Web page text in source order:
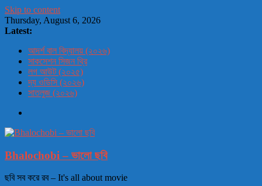
Skip to content
Thursday, August 6, 2026
Latest:
আদর্শ বাল বিদ্যালয় (২০২৬)
সাকসেশন সিজন থ্রি
লগ আউট (২০২৫)
দ্য ওডিসি (২০২৬)
সাতলুজ (২০২৬)
Bhalochobi – ভালো ছবি
ছবি সব করে রব – It's all about movie